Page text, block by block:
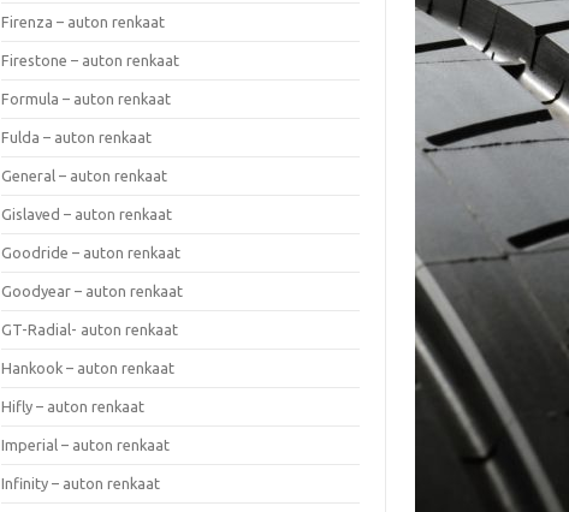
Firenza – auton renkaat
Firestone – auton renkaat
Formula – auton renkaat
Fulda – auton renkaat
General – auton renkaat
Gislaved – auton renkaat
Goodride – auton renkaat
Goodyear – auton renkaat
GT-Radial- auton renkaat
Hankook – auton renkaat
Hifly – auton renkaat
Imperial – auton renkaat
Infinity – auton renkaat